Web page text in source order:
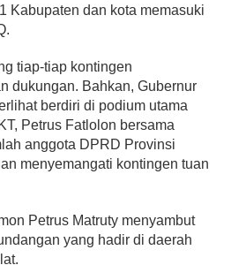
Kabupaten dan kota memasuki
tiap-tiap kontingen
dukungan. Bahkan, Gubernur
berdiri di podium utama
Petrus Fatlolon bersama
anggota DPRD Provinsi
menyemangati kontingen tuan
Petrus Matruty menyambut
yang hadir di daerah